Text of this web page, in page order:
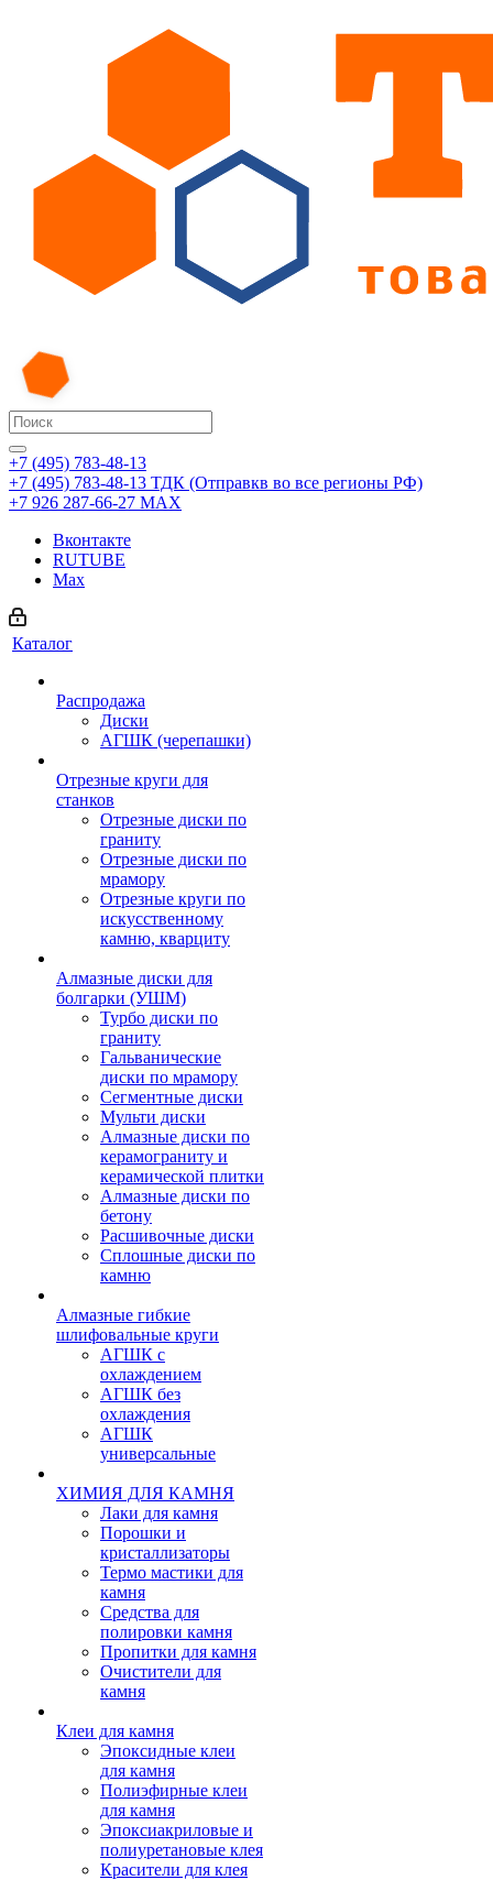
+7 (495) 783-48-13
+7 (495) 783-48-13 ТДК (Отправкв во все регионы РФ)
+7 926 287-66-27 МАХ
Вконтакте
RUTUBE
Max
Каталог
Распродажа
Диски
АГШК (черепашки)
Отрезные круги для
станков
Отрезные диски по
граниту
Отрезные диски по
мрамору
Отрезные круги по
искусственному
камню, кварциту
Алмазные диски для
болгарки (УШМ)
Турбо диски по
граниту
Гальванические
диски по мрамору
Сегментные диски
Мульти диски
Алмазные диски по
керамограниту и
керамической плитки
Алмазные диски по
бетону
Расшивочные диски
Сплошные диски по
камню
Алмазные гибкие
шлифовальные круги
АГШК с
охлаждением
АГШК без
охлаждения
АГШК
универсальные
ХИМИЯ ДЛЯ КАМНЯ
Лаки для камня
Порошки и
кристаллизаторы
Термо мастики для
камня
Средства для
полировки камня
Пропитки для камня
Очистители для
камня
Клеи для камня
Эпоксидные клеи
для камня
Полиэфирные клеи
для камня
Эпоксиакриловые и
полиуретановые клея
Красители для клея